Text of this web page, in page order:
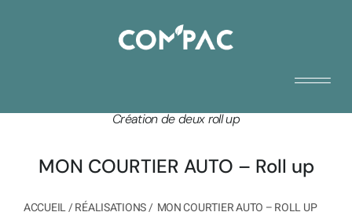
Création de deux roll up
MON COURTIER AUTO – Roll up
ACCUEIL/RÉALISATIONS/ MON COURTIER AUTO – ROLL UP